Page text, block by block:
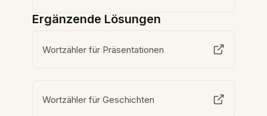
Ergänzende Lösungen
Wortzähler für Präsentationen
Wortzähler für Geschichten